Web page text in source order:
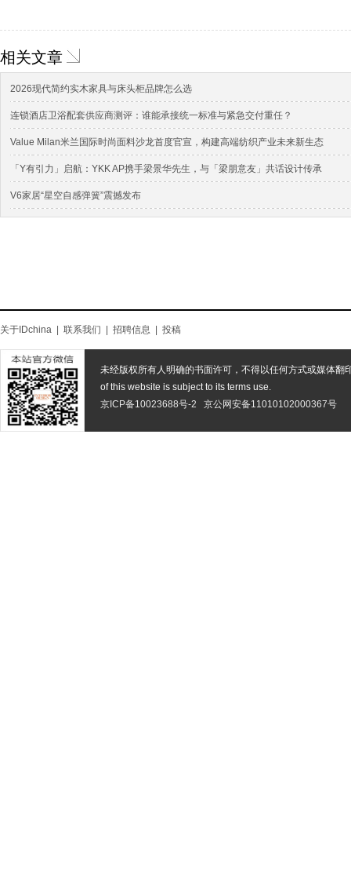
相关文章
2026现代简约实木家具与床头柜品牌怎么选
连锁酒店卫浴配套供应商测评：谁能承接统一标准与紧急交付重任？
Value Milan米兰国际时尚面料沙龙首度官宣，构建高端纺织产业未来新生态
「Y有引力」启航：YKK AP携手梁景华先生，与「梁朋意友」共话设计传承
V6家居“星空自感弹簧”震撼发布
关于IDchina 联系我们 招聘信息 投稿
未经版权所有人明确的书面许可，不得以任何方式或媒体翻
of this website is subject to its terms use.
京ICP备10023688号-2
京公网安备11010102000367号